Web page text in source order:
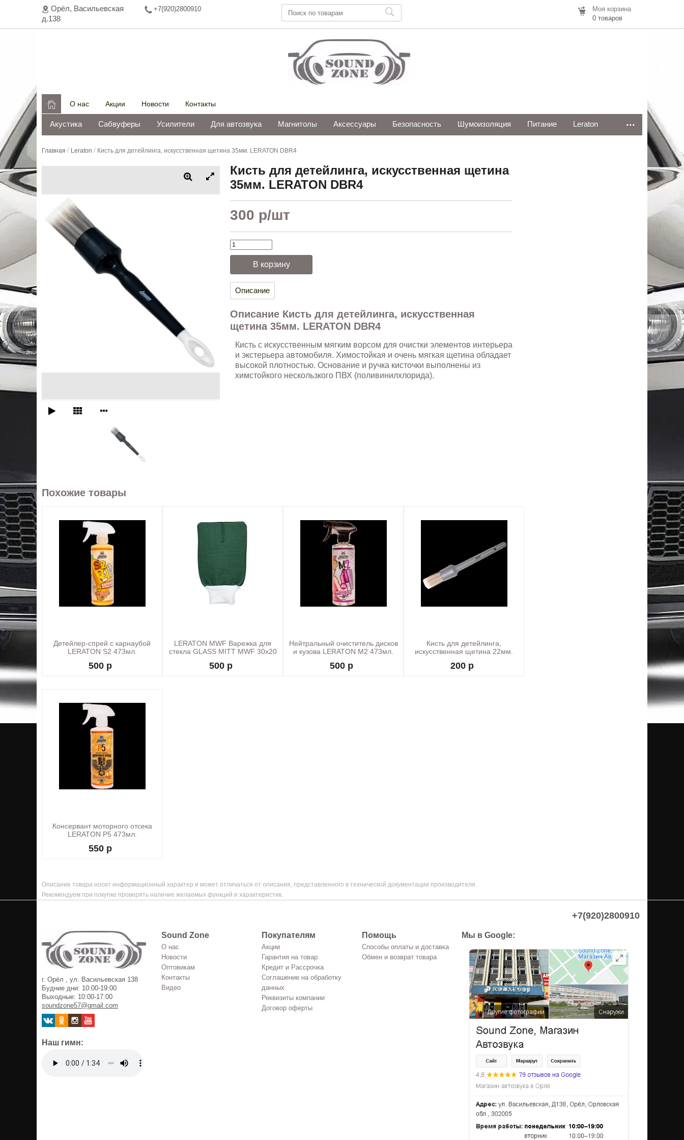
Орёл, Васильeвская
д.138
+7(920)2800910
Моя корзина
0 товаров
 О нас Акции Новости Контакты
Акустика Сабвуферы Усилители Для автозвука Магнитолы Аксессуары Безопасность Шумоизоляция Питание Leraton ...
Главная / Leraton / Кисть для детейлинга, искусственная щетина 35мм. LERATON DBR4
Кисть для детейлинга, искусственная щетина
35мм. LERATON DBR4
300 р/шт
Описание
Описание Кисть для детейлинга, искусственная
щетина 35мм. LERATON DBR4
Кисть с искусственным мягким ворсом для очистки элементов интерьера
и экстерьера автомобиля. Химостойкая и очень мягкая щетина обладает
высокой плотностью. Основание и ручка кисточки выполнены из
химстойкого нескользкого ПВХ (поливинилхлорида).
Похожие товары
Детейлер-спрей с карнаубой
LERATON S2 473мл.
500 р
LERATON MWF Варежка для
стекла GLASS MITT MWF 30х20
500 р
Нейтральный очиститель дисков
и кузова LERATON M2 473мл.
500 р
Кисть для детейлинга,
искусственная щетина 22мм.
200 р
Консервант моторного отсека
LERATON P5 473мл.
550 р
Описание товара носит информационный характер и может отличаться от описания, представленного в технической документации производителя.
Рекомендуем при покупке проверять наличие желаемых функций и характеристик.
+7(920)2800910
г. Орёл , ул. Васильевская 138
Будние дни: 10:00-19:00
Выходные: 10:00-17:00
soundzone57@gmail.com
Наш гимн:
Sound Zone
О нас
Новости
Оптовикам
Контакты
Видео
Покупателям
Акции
Гарантия на товар
Кредит и Рассрочка
Соглашение на обработку
данных
Реквизиты компании
Договор оферты
Помощь
Способы оплаты и доставка
Обмен и возврат товара
Мы в Google: